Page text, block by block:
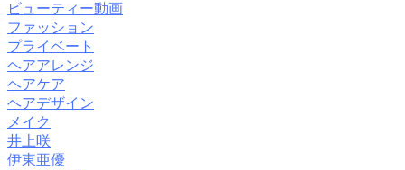
ビューティー動画
ファッション
プライベート
ヘアアレンジ
ヘアケア
ヘアデザイン
メイク
井上咲
伊東亜優